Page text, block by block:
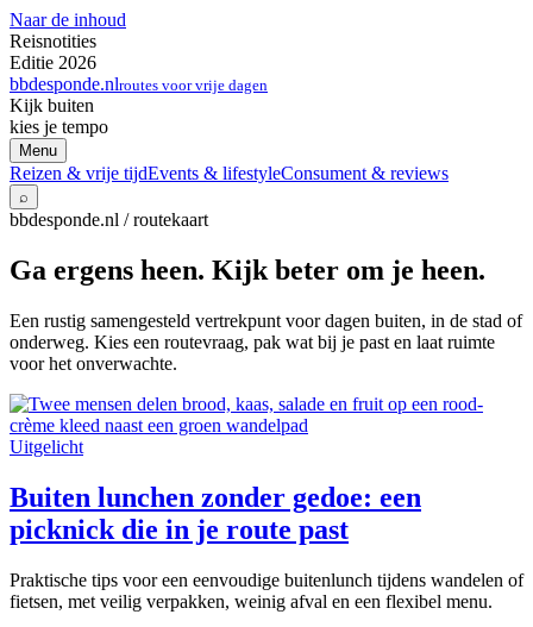
Naar de inhoud
Reisnotities
Editie 2026
bbdesponde.nlroutes voor vrije dagen
Kijk buiten
kies je tempo
Menu
Reizen & vrije tijdEvents & lifestyleConsument & reviews
⌕
bbdesponde.nl / routekaart
Ga ergens heen. Kijk beter om je heen.
Een rustig samengesteld vertrekpunt voor dagen buiten, in de stad of
onderweg. Kies een routevraag, pak wat bij je past en laat ruimte
voor het onverwachte.
Uitgelicht
Buiten lunchen zonder gedoe: een
picknick die in je route past
Praktische tips voor een eenvoudige buitenlunch tijdens wandelen of
fietsen, met veilig verpakken, weinig afval en een flexibel menu.